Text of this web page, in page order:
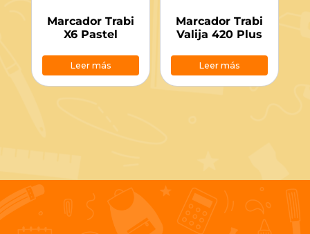
Marcador Trabi
X6 Pastel
Leer más
Marcador Trabi
Valija 420 Plus
Leer más